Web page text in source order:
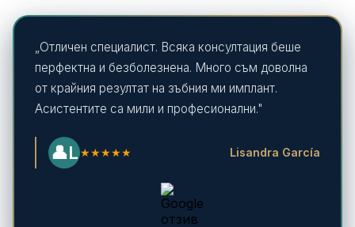
„Отличен специалист. Всяка консултация беше
перфектна и безболезнена. Много съм доволна
от крайния резултат на зъбния ми имплант.
Асистентите са мили и професионални."
L ★★★★★ Lisandra García